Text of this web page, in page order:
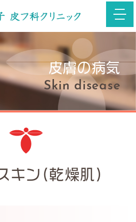
toggle
皮膚の病気
Skin disease
キン(乾燥肌)